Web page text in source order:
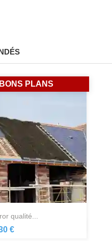
qualité...
€
PLANS
Aperçu rapide